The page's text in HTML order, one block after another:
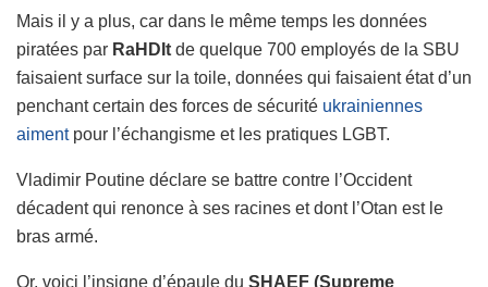
Mais il y a plus, car dans le même temps les données
piratées par RaHDIt de quelque 700 employés de la SBU
faisaient surface sur la toile, données qui faisaient état d’un
penchant certain des forces de sécurité ukrainiennes
aimentpour l’échangisme et les pratiques LGBT.
Vladimir Poutine déclare se battre contre l’Occident
décadent qui renonce à ses racines et dont l’Otan est le
bras armé.
Or, voici l’insigne d’épaule du SHAEF (Supreme